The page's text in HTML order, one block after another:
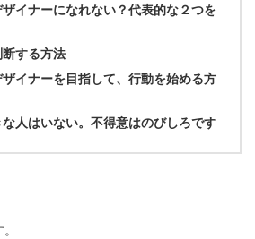
イナーになれない？代表的な２つを
する方法
イナーを目指して、行動を始める方
人はいない。不得意はのびしろです